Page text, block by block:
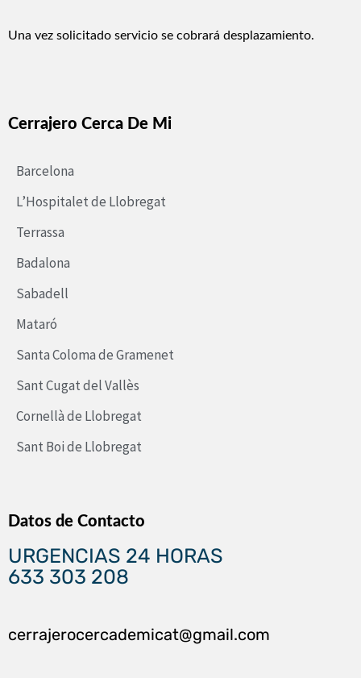
Una vez solicitado servicio se cobrará desplazamiento.
Cerrajero Cerca De Mi
Barcelona
L’Hospitalet de Llobregat
Terrassa
Badalona
Sabadell
Mataró
Santa Coloma de Gramenet
Sant Cugat del Vallès
Cornellà de Llobregat
Sant Boi de Llobregat
Datos de Contacto
URGENCIAS 24 HORAS
633 303 208
cerrajerocercademicat@gmail.com